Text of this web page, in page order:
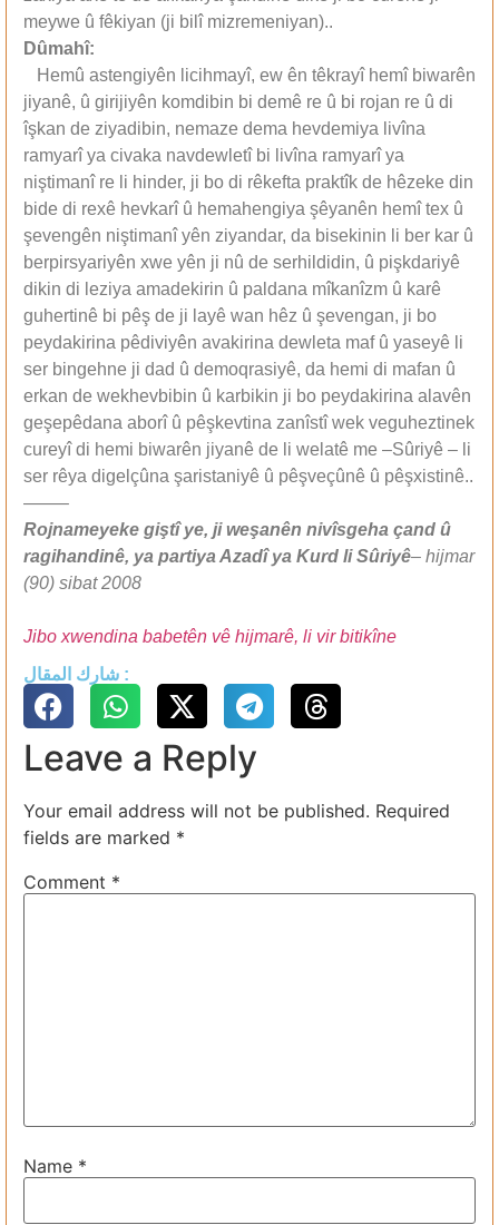
meywe û fêkiyan (ji bilî mizremeniyan)..
Dûmahî:
Hemû astengiyên licihmayî, ew ên têkrayî hemî biwarên
jiyanê, û girijiyên komdibin bi demê re û bi rojan re û di
îşkan de ziyadibin, nemaze dema hevdemiya livîna
ramyarî ya civaka navdewletî bi livîna ramyarî ya
niştimanî re li hinder, ji bo di rêkefta praktîk de hêzeke din
bide di rexê hevkarî û hemahengiya şêyanên hemî tex û
şevengên niştimanî yên ziyandar, da bisekinin li ber kar û
berpirsyariyên xwe yên ji nû de serhildidin, û pişkdariyê
dikin di leziya amadekirin û paldana mîkanîzm û karê
guhertinê bi pêş de ji layê wan hêz û şevengan, ji bo
peydakirina pêdiviyên avakirina dewleta maf û yaseyê li
ser bingehne ji dad û demoqrasiyê, da hemi di mafan û
erkan de wekhevbibin û karbikin ji bo peydakirina alavên
geşepêdana aborî û pêşkevtina zanîstî wek veguheztinek
cureyî di hemi biwarên jiyanê de li welatê me –Sûriyê – li
ser rêya digelçûna şaristaniyê û pêşveçûnê û pêşxistinê..
——–
Rojnameyeke giştî ye, ji weşanên nivîsgeha çand û
ragihandinê, ya partiya Azadî ya Kurd li Sûriyê– hijmar
(90) sibat 2008
Jibo xwendina babetên vê hijmarê, li vir bitikîne
شارك المقال :
Leave a Reply
Your email address will not be published. Required
fields are marked *
Comment *
Name *